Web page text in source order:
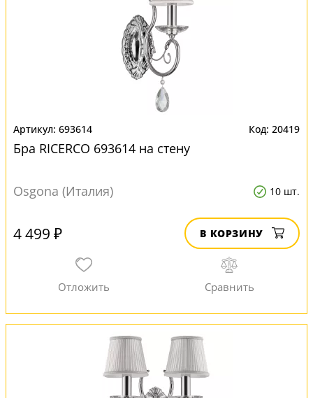
693614 20419
Бра RICERCO 693614 на стену
Osgona (Италия) 10 шт.
4 499 ₽ В КОРЗИНУ